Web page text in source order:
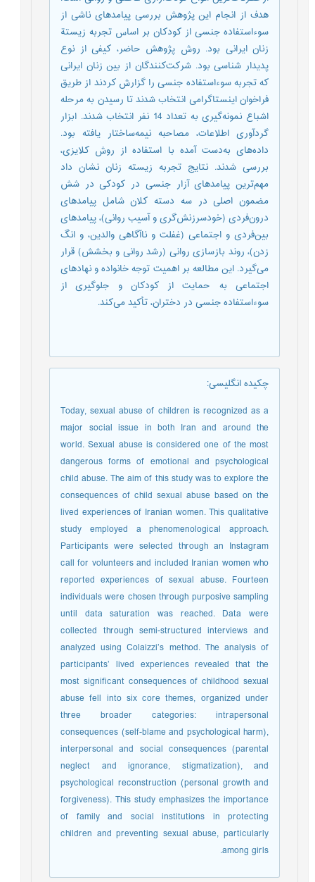
هدف از انجام این پژوهش بررسی پیامدهای ناشی از
سوءاستفاده جنسی از کودکان بر اساس تجربه زیستة
زنان ایرانی بود. روش پژوهش حاضر، کیفی از نوع
پدیدار شناسی بود. شرکت‌کنندگان از بین زنان ایرانی
که تجربه سوءاستفاده جنسی را گزارش کردند از طریق
فراخوان اینستاگرامی انتخاب شدند تا رسیدن به مرحله
اشباع نمونه‌گیری به تعداد 14 نفر انتخاب شدند. ابزار
گردآوری اطلاعات، مصاحبه نیمه‌ساختار یافته بود.
داده‌های به‌دست آمده با استفاده از روش کلایزی،
بررسی شدند. نتایج تجربه زیسته زنان نشان داد
مهم‌ترین پیامدهای آزار جنسی در کودکی در شش
مضمون اصلی در سه دسته کلان شامل پیامدهای
درون‌فردی (خودسرزنش‌گری و آسیب روانی)، پیامدهای
بین‌فردی و اجتماعی (غفلت و ناآگاهی والدین، و انگ
زدن)، روند بازسازی روانی (رشد روانی و بخشش) قرار
می‌گیرد. این مطالعه بر اهمیت توجه خانواده و نهادهای
اجتماعی به حمایت از کودکان و جلوگیری از
سوءاستفاده جنسی در دختران، تأکید می‌کند.
چکیده انگلیسی:
Today, sexual abuse of children is recognized as a
major social issue in both Iran and around the
world. Sexual abuse is considered one of the most
dangerous forms of emotional and psychological
child abuse. The aim of this study was to explore the
consequences of child sexual abuse based on the
lived experiences of Iranian women. This qualitative
study employed a phenomenological approach.
Participants were selected through an Instagram
call for volunteers and included Iranian women who
reported experiences of sexual abuse. Fourteen
individuals were chosen through purposive sampling
until data saturation was reached. Data were
collected through semi-structured interviews and
analyzed using Colaizzi’s method. The analysis of
participants’ lived experiences revealed that the
most significant consequences of childhood sexual
abuse fell into six core themes, organized under
three broader categories: intrapersonal
consequences (self-blame and psychological harm),
interpersonal and social consequences (parental
neglect and ignorance, stigmatization), and
psychological reconstruction (personal growth and
forgiveness). This study emphasizes the importance
of family and social institutions in protecting
children and preventing sexual abuse, particularly
among girls.